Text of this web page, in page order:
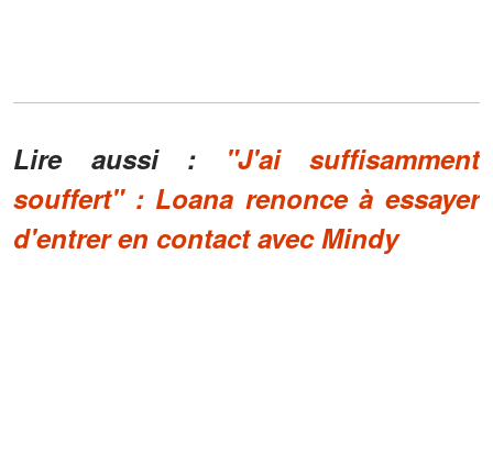
Lire aussi :
"J'ai suffisamment
souffert" : Loana renonce à essayer
d'entrer en contact avec Mindy